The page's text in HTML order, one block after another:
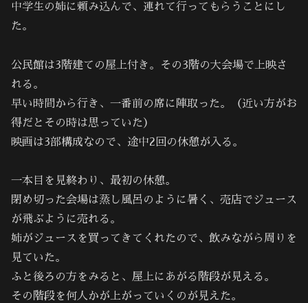
中学生の姉に頼み込んで、連れて行ってもらうことにし
た。
公民館は3階建ての屋上付き。その3階の大会場で上映さ
れる。
早い時間から行き、一番前の席に陣取った。（近い方がお
得だとその時は思っていた）
映画は3部構成なので、途中2回の休憩が入る。
一本目を見終わり、最初の休憩。
閉め切った会場は蒸し風呂のように暑く、売店でジュース
が飛ぶように売れる。
姉がジュースを買ってきてくれたので、飲みながら周りを
見ていた。
ふと後ろの方をみると、屋上にあがる階段が見える。
その階段を何人かが上がっていくのが見えた。